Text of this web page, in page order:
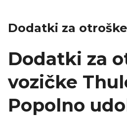
Dodatki za
Dodatki za
vozičke
Popolno